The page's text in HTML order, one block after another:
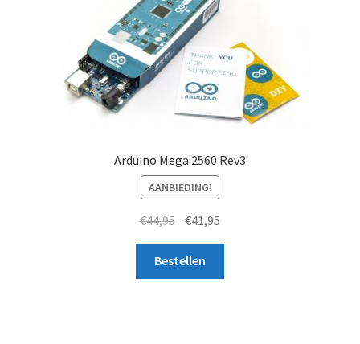
Arduino Mega 2560 Rev3
AANBIEDING!
€44,95 Oorspronkelijke
was:
€44,95.
€41,95
€41,95.
Bestellen